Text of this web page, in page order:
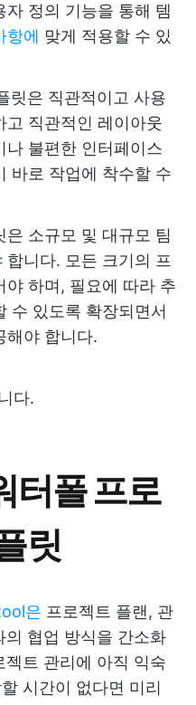
정의 기능을 통해 템
항에 맞게 적용할 수 있
릿은 직관적이고 사용
고 직관적인 레이아웃
나 불편한 인터페이스
바로 작업에 착수할 수
은 소규모 및 대규모 팀
니다. 모든 크기의 프
야 하며, 필요에 따라 추
수 있도록 확장되면서
해야 합니다.
다.
터폴 프로
릿
은 프로젝트 플랜, 관
협업 방식을 간소화
트 관리에 아직 익숙
시간이 없다면 미리